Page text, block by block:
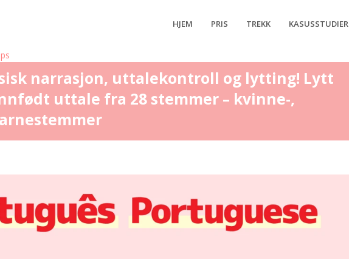
HJEM PRIS TREKK KASUSSTUDIER
narrasjon, uttalekontroll og lytting! Lytt
uttale fra 28 stemmer – kvinne-,